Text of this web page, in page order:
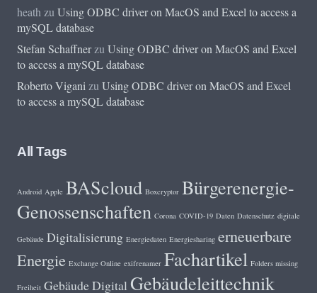
heathzuUsing ODBC driver on MacOS and Excel to access a
mySQL database
Stefan SchaffnerzuUsing ODBC driver on MacOS and Excel
to access a mySQL database
Roberto ViganizuUsing ODBC driver on MacOS and Excel
to access a mySQL database
All Tags
Android Apple BAScloud Boxcryptor Bürgerenergie-
Genossenschaften Corona COVID-19 Daten Datenschutz digitale
Gebäude Digitalisierung Energiedaten Energiesharing erneuerbare
Energie Exchange Online exifrenamer Fachartikel Folders missing
Freiheit Gebäude Digital Gebäudeleittechnik